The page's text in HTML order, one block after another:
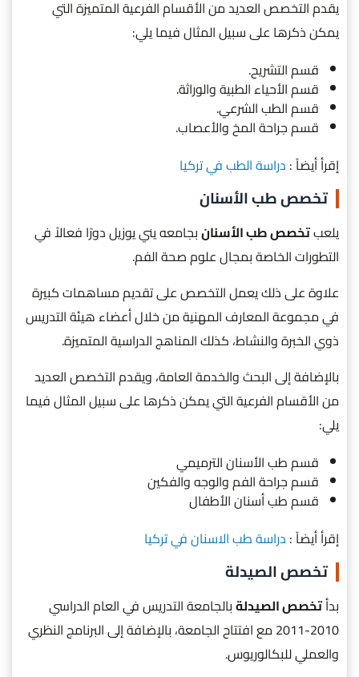
يقدم التخصص العديد من الأقسام الفرعية المتميزة التي
يمكن ذكرها على سبيل المثال فيما يلي:
قسم التشريح.
قسم الأحياء الطبية والوراثة.
قسم الطب الشرعي.
قسم جراحة المخ والأعصاب.
إقرأ أيضاً : دراسة الطب في تركيا
تخصص طب الأسنان
يلعبتخصص طب الأسنانبجامعه يني يوزيل دورًا فعالاً في
التطورات الخاصة بمجال علوم صحة الفم.
علاوة على ذلك يعمل التخصص على تقديم مساهمات كبيرة
في مجموعة المعارف المهنية من خلال أعضاء هيئة التدريس
ذوي الخبرة والنشاط، كذلك المناهج الدراسية المتميزة.
بالإضافة إلى البحث والخدمة العامة، ويقدم التخصص العديد
من الأقسام الفرعية التي يمكن ذكرها على سبيل المثال فيما
يلي:
قسم طب الأسنان الترميمي
قسم جراحة الفم والوجه والفكين
قسم طب أسنان الأطفال
إقرأ أيضاً : دراسة طب الاسنان في تركيا
تخصص الصيدلة
بدأتخصص الصيدلةبالجامعة التدريس في العام الدراسي
2010-2011 مع افتتاح الجامعة، بالإضافة إلى البرنامج النظري
والعملي للبكالوريوس.